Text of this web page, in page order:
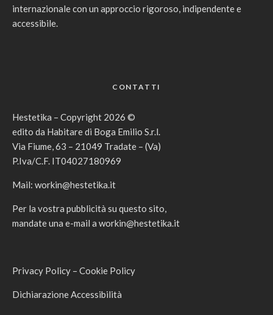
internazionale con un approccio rigoroso, indipendente e
accessibile.
CONTATTI
Hestetika – Copyright 2026 ©
edito da Habitare di Boga Emilio S.r.l.
Via Fiume, 63 – 21049 Tradate – (Va)
P.Iva/C.F. IT04027180969
Mail: workin@hestetika.it
Per la vostra pubblicità su questo sito,
mandate una e-mail a workin@hestetika.it
Privacy Policy – Cookie Policy
Dichiarazione Accessibilità